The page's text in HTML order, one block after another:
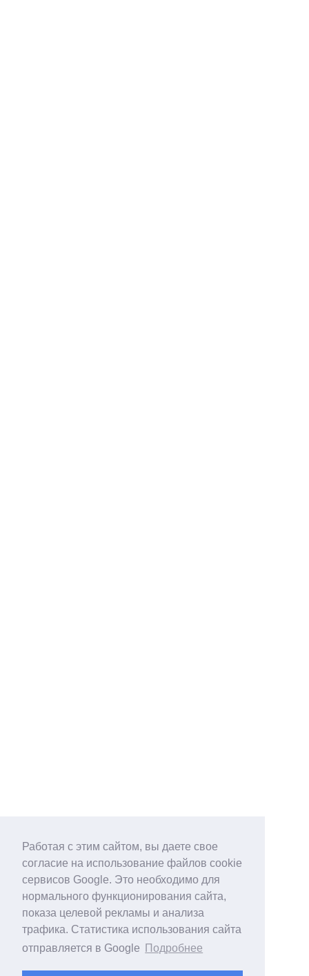
Работая с этим сайтом, вы даете свое
согласие на использование файлов cookie
сервисов Google. Это необходимо для
нормального функционирования сайта,
показа целевой рекламы и анализа
трафика. Статистика использования сайта
отправляется в Google
Подробнее